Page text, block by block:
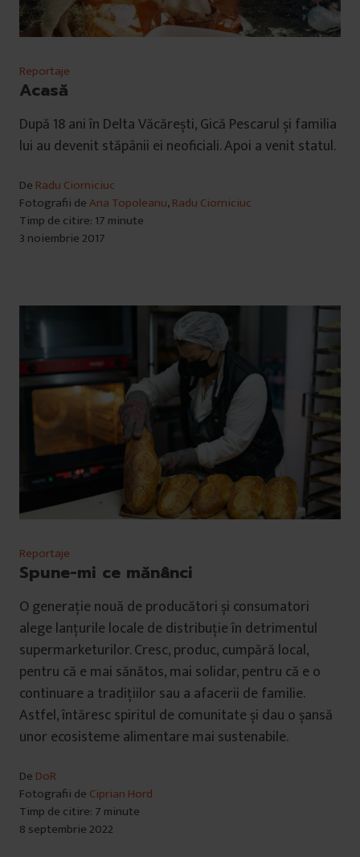
Reportaje
Acasă
După 18 ani în Delta Văcărești, Gică Pescarul și familia
lui au devenit stăpânii ei neoficiali. Apoi a venit statul.
De Radu Ciorniciuc
Fotografii deAna Topoleanu,Radu Ciorniciuc
Timp de citire: 17 minute
3 noiembrie 2017
Reportaje
Spune-mi ce mănânci
O generație nouă de producători și consumatori
alege lanțurile locale de distribuție în detrimentul
supermarketurilor. Cresc, produc, cumpără local,
pentru că e mai sănătos, mai solidar, pentru că e o
continuare a tradițiilor sau a afacerii de familie.
Astfel, întăresc spiritul de comunitate și dau o șansă
unor ecosisteme alimentare mai sustenabile.
De DoR
Fotografii de Ciprian Hord
Timp de citire: 7 minute
8 septembrie 2022